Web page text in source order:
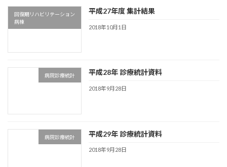
回復期リハビリテーション
病棟
平成27年度 集計結果
2018年10月1日
病院診療統計 平成28年 診療統計資料
2018年9月28日
病院診療統計 平成29年 診療統計資料
2018年9月28日